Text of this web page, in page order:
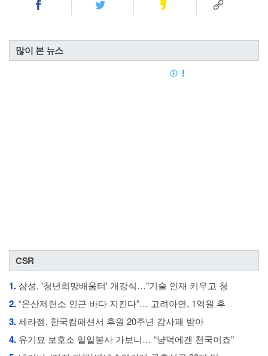
많이 본 뉴스
CSR
1.삼성, '청년희망배움터' 개강식…"기술 인재 키우고 청
2.“온산제련소 인근 바다 지킨다”… 고려아연, 1억원 후
3.세라젬, 한국컴패션서 후원 20주년 감사패 받아
4. 유기묘 보호소 일일봉사 가보니… “냥덕에겐 천국이죠”